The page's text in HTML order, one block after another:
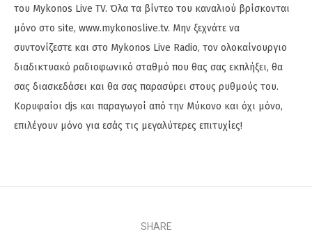
του Mykonos Live TV. Όλα τα βίντεο του καναλιού βρίσκονται
μόνο στο site, www.mykonoslive.tv. Μην ξεχνάτε να
συντονίζεστε και στο Mykonos Live Radio, τον ολοκαίνουργιο
διαδικτυακό ραδιοφωνικό σταθμό που θας σας εκπλήξει, θα
σας διασκεδάσει και θα σας παρασύρει στους ρυθμούς του.
Κορυφαίοι djs και παραγωγοί από την Μύκονο και όχι μόνο,
επιλέγουν μόνο για εσάς τις μεγαλύτερες επιτυχίες!
SHARE